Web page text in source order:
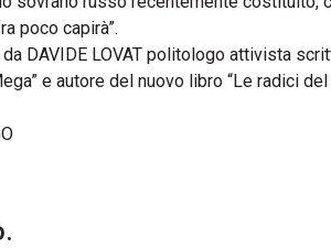
poco capirà”.
DAVIDE LOVAT politologo attivista
e autore del nuovo libro “Le radici